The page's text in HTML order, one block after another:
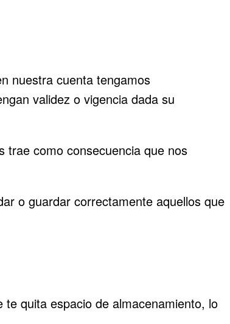
nuestra cuenta tengamos
validez o vigencia dada su
trae como consecuencia que nos
o guardar correctamente aquellos que
quita espacio de almacenamiento, lo